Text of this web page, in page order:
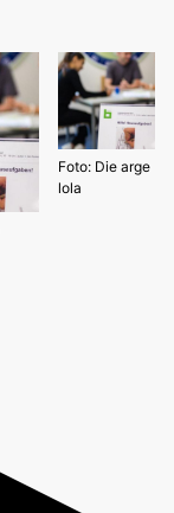
Foto: Die arge
lola